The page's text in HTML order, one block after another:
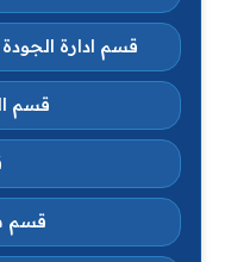
قسم ادارة
قسم
قسم